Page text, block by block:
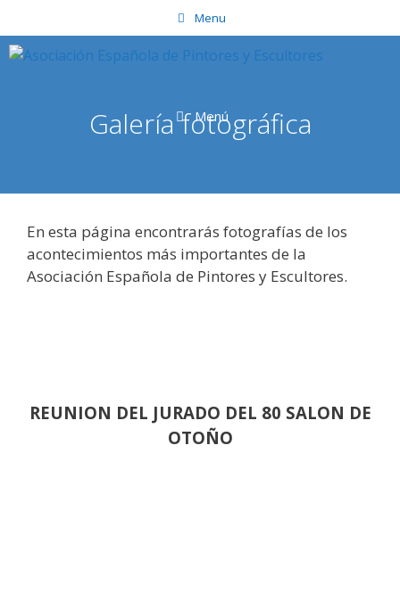
al
contenido
Menu
Menú
Galería fotográfica
En esta página encontrarás fotografías de los
acontecimientos más importantes de la
Asociación Española de Pintores y Escultores.
REUNION DEL JURADO DEL 80 SALON DE
OTOÑO